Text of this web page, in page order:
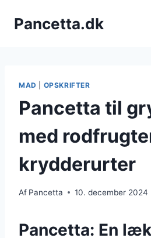
Pancetta.dk
MAD OPSKRIFTER
Pancetta til
med
krydderurter
Af Pancetta 10. december 2024
Pancetta: En